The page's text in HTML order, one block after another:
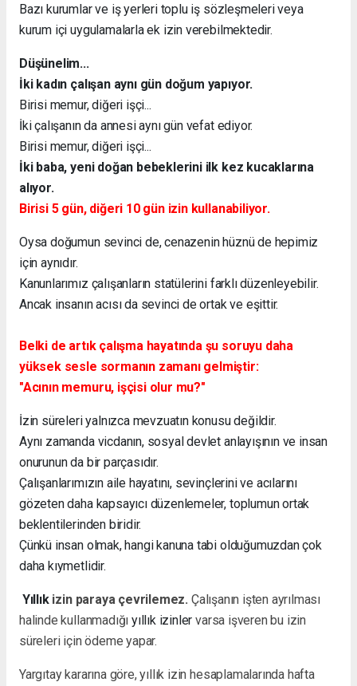
Bazı kurumlar ve iş yerleri toplu iş sözleşmeleri veya
kurum içi uygulamalarla ek izin verebilmektedir.
Düşünelim...
İki kadın çalışan aynı gün doğum yapıyor.
Birisi memur, diğeri işçi...
İki çalışanın da annesi aynı gün vefat ediyor.
Birisi memur, diğeri işçi...
İki baba, yeni doğan bebeklerini ilk kez kucaklarına
alıyor.
Birisi 5 gün, diğeri 10 gün izin kullanabiliyor.
Oysa doğumun sevinci de, cenazenin hüznü de hepimiz
için aynıdır.
Kanunlarımız çalışanların statülerini farklı düzenleyebilir.
Ancak insanın acısı da sevinci de ortak ve eşittir.
Belki de artık çalışma hayatında şu soruyu daha
yüksek sesle sormanın zamanı gelmiştir:
"Acının memuru, işçisi olur mu?"
İzin süreleri yalnızca mevzuatın konusu değildir.
Aynı zamanda vicdanın, sosyal devlet anlayışının ve insan
onurunun da bir parçasıdır.
Çalışanlarımızın aile hayatını, sevinçlerini ve acılarını
gözeten daha kapsayıcı düzenlemeler, toplumun ortak
beklentilerinden biridir.
Çünkü insan olmak, hangi kanuna tabi olduğumuzdan çok
daha kıymetlidir.
Yıllıkizin paraya çevrilemez. Çalışanın işten ayrılması
halinde kullanmadığı yıllık izinler varsa işveren bu izin
süreleri için ödeme yapar.
Yargıtay kararına göre, yıllık izin hesaplamalarında hafta